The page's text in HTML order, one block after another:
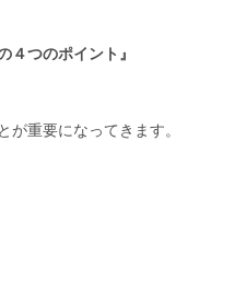
４つのポイント』
が重要になってきます。